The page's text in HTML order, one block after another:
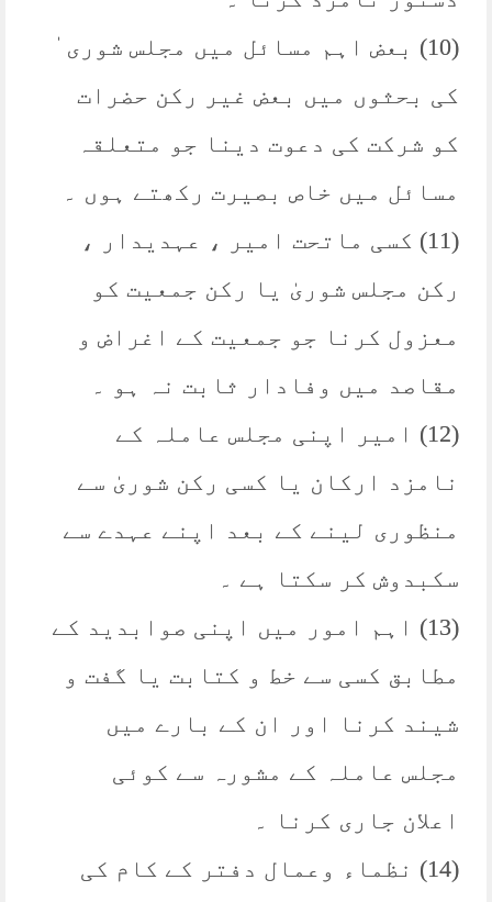
(10) بعض اہم مسائل میں مجلس شوری ٰ
کی بحثوں میں بعض غیر رکن حضرات
کو شرکت کی دعوت دینا جو متعلقہ
مسائل میں خاص بصیرت رکھتے ہوں ۔
(11) کسی ماتحت امیر ، عہدیدار ،
رکن مجلس شوریٰ یا رکن جمعیت کو
معزول کرنا جو جمعیت کے اغراض و
مقاصد میں وفادار ثابت نہ ہو ۔
(12) امیر اپنی مجلس عاملہ کے
نامزد ارکان یا کسی رکن شوریٰ سے
منظوری لینے کے بعد اپنے عہدے سے
سکبدوش کر سکتا ہے ۔
(13) اہم امور میں اپنی صوابدید کے
مطابق کسی سے خط و کتابت یا گفت و
شیند کرنا اور ان کے بارے میں
مجلس عاملہ کے مشورہ سے کوئی
اعلان جاری کرنا ۔
(14) نظماء وعمال دفتر کے کام کی